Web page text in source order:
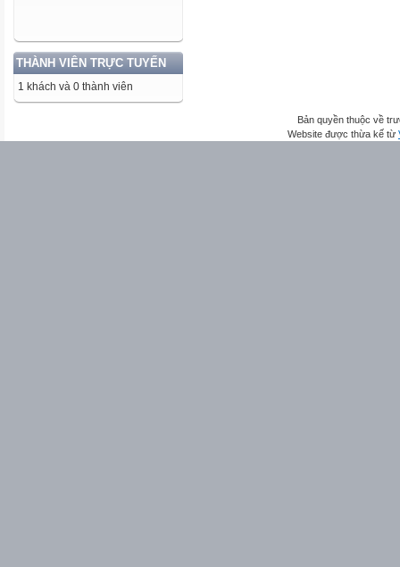
THÀNH VIÊN TRỰC TUYẾN
1 khách và 0 thành viên
Bản quyền thuộc về
Website được thừa kế từ